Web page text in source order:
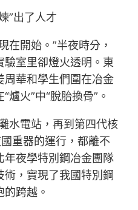
”出了人才
在開始。”半夜時分，
驗室里卻燈火透明。東
周華和學生們圍在冶金
爐火”中“脫胎換骨”。
水電站，再到第四代核
重器的運行，都離不
年夜學特別鋼冶金團隊
術，實現了我國特別鋼
跨越。